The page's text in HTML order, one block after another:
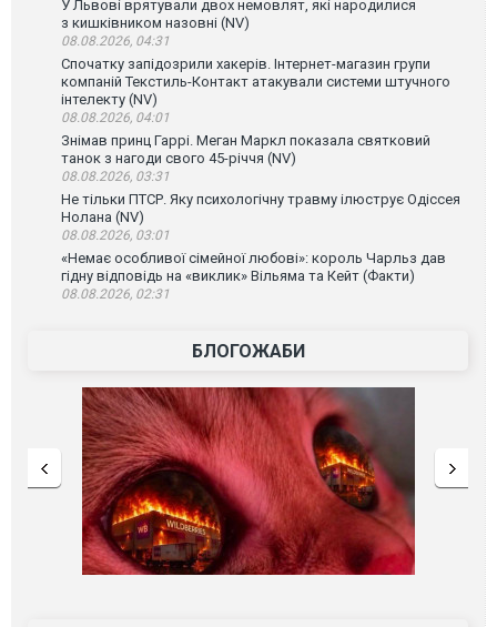
У Львові врятували двох немовлят, які народилися
з кишківником назовні (NV)
08.08.2026, 04:31
Спочатку запідозрили хакерів. Інтернет-магазин групи
компаній Текстиль-Контакт атакували системи штучного
інтелекту (NV)
08.08.2026, 04:01
Знімав принц Гаррі. Меган Маркл показала святковий
танок з нагоди свого 45-річчя (NV)
08.08.2026, 03:31
Не тільки ПТСР. Яку психологічну травму ілюструє Одіссея
Нолана (NV)
08.08.2026, 03:01
«Немає особливої сімейної любові»: король Чарльз дав
гідну відповідь на «виклик» Вільяма та Кейт (Факти)
08.08.2026, 02:31
БЛОГОЖАБИ